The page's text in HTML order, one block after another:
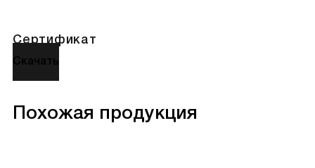
Сертификат
Скачать
Похожая продукция